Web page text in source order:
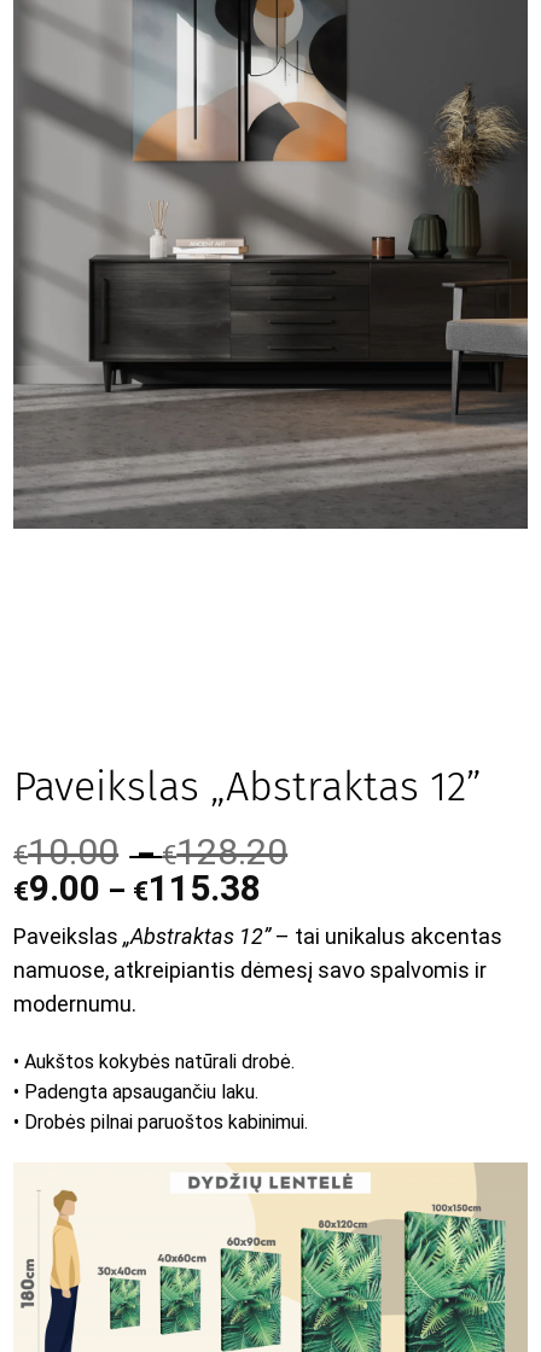
Paveikslas „Abstraktas 12”
€10.00 –€128.20
€9.00 – €115.38
Paveikslas„Abstraktas 12”– tai unikalus akcentas
namuose, atkreipiantis dėmesį savo spalvomis ir
modernumu.
• Aukštos kokybės natūrali drobė.
• Padengta apsaugančiu laku.
• Drobės pilnai paruoštos kabinimui.